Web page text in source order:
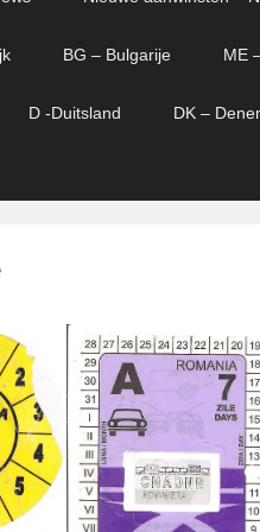
BG – Bulgarije ME
D -Duitsland DK –